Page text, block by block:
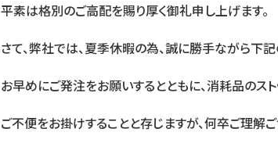
平素は格別のご高配を賜り厚く御礼申し上げます。
さて、弊社では、夏季休暇の為、誠に勝手ながら下
お早めにご発注をお願いするとともに、消耗品のス
ご不便をお掛けすることと存じます